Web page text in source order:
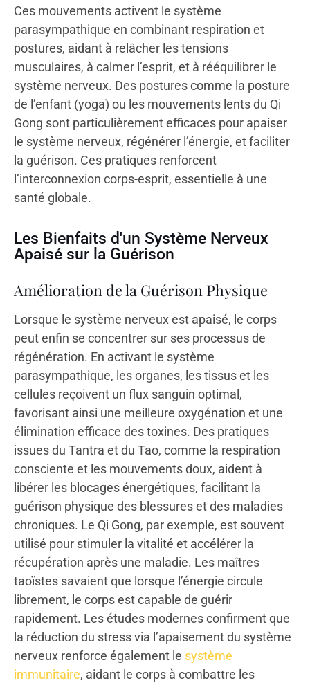
Ces mouvements activent le système
parasympathique en combinant respiration et
postures, aidant à relâcher les tensions
musculaires, à calmer l’esprit, et à rééquilibrer le
système nerveux. Des postures comme la posture
de l’enfant (yoga) ou les mouvements lents du Qi
Gong sont particulièrement efficaces pour apaiser
le système nerveux, régénérer l’énergie, et faciliter
la guérison. Ces pratiques renforcent
l’interconnexion corps-esprit, essentielle à une
santé globale.
Les Bienfaits d'un Système Nerveux
Apaisé sur la Guérison
Amélioration de la Guérison Physique
Lorsque le système nerveux est apaisé, le corps
peut enfin se concentrer sur ses processus de
régénération. En activant le système
parasympathique, les organes, les tissus et les
cellules reçoivent un flux sanguin optimal,
favorisant ainsi une meilleure oxygénation et une
élimination efficace des toxines. Des pratiques
issues du Tantra et du Tao, comme la respiration
consciente et les mouvements doux, aident à
libérer les blocages énergétiques, facilitant la
guérison physique des blessures et des maladies
chroniques. Le Qi Gong, par exemple, est souvent
utilisé pour stimuler la vitalité et accélérer la
récupération après une maladie. Les maîtres
taoïstes savaient que lorsque l’énergie circule
librement, le corps est capable de guérir
rapidement. Les études modernes confirment que
la réduction du stress via l’apaisement du système
nerveux renforce également le système
immunitaire, aidant le corps à combattre les